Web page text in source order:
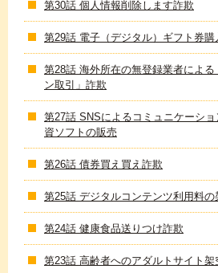
第30話 個人情報削除します詐欺
第29話 電子（デジタル）ギフト券購
第28話 海外所在の無登録業者による
ン取引」詐欺
第27話 SNSによるコミュニケーシ
資ソフトの販売
第26話 債券買え買え詐欺
第25話 デジタルコンテンツ利用料の
第24話 健康食品送りつけ詐欺
第23話 高齢者へのアダルトサイト架